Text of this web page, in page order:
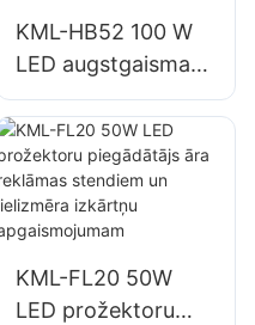
noliktavām.
KML-HB52 100 W
LED augstgaismas
gaismekļu
piegādātājs
iekštelpām,
piemēram, rūpnīcu
ēkām un
KML-FL20 50W
LED prožektoru